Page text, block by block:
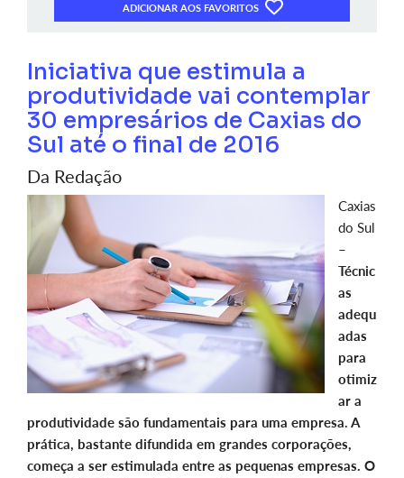
ADICIONAR AOS FAVORITOS
Iniciativa que estimula a
produtividade vai contemplar
30 empresários de Caxias do
Sul até o final de 2016
Da Redação
Caxias
do Sul
–
Técnic
as
adequ
adas
para
otimiz
ar a
produtividade são fundamentais para uma empresa. A
prática, bastante difundida em grandes corporações,
começa a ser estimulada entre as pequenas empresas. O